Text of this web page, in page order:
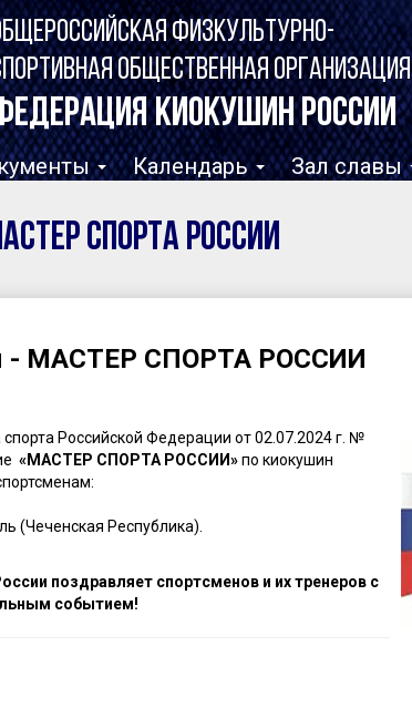
ФИЗКУЛЬТУРНО-
ОБЩЕСТВЕННАЯ ОРГАНИЗАЦИЯ
КИОКУШИН РОССИИ
Календарь Зал славы
СПОРТА РОССИИ
- МАСТЕР СПОРТА РОССИИ
Российской Федерации от 02.07.2024 г. №
«МАСТЕР СПОРТА РОССИИ»по киокушин
(Чеченская Республика).
поздравляет спортсменов и их тренеров с
событием!